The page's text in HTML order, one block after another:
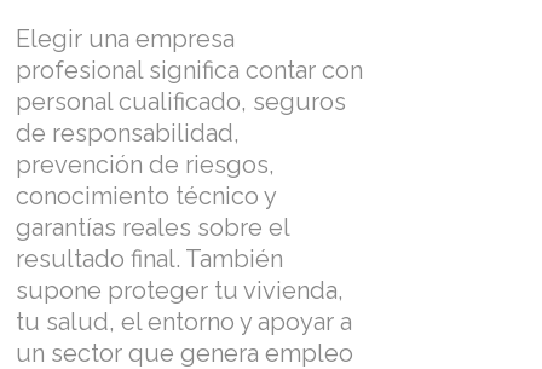
Elegir una empresa
profesional significa contar con
personal cualificado, seguros
de responsabilidad,
prevención de riesgos,
conocimiento técnico y
garantías reales sobre el
resultado final. También
supone proteger tu vivienda,
tu salud, el entorno y apoyar a
un sector que genera empleo